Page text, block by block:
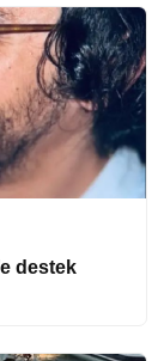
destek